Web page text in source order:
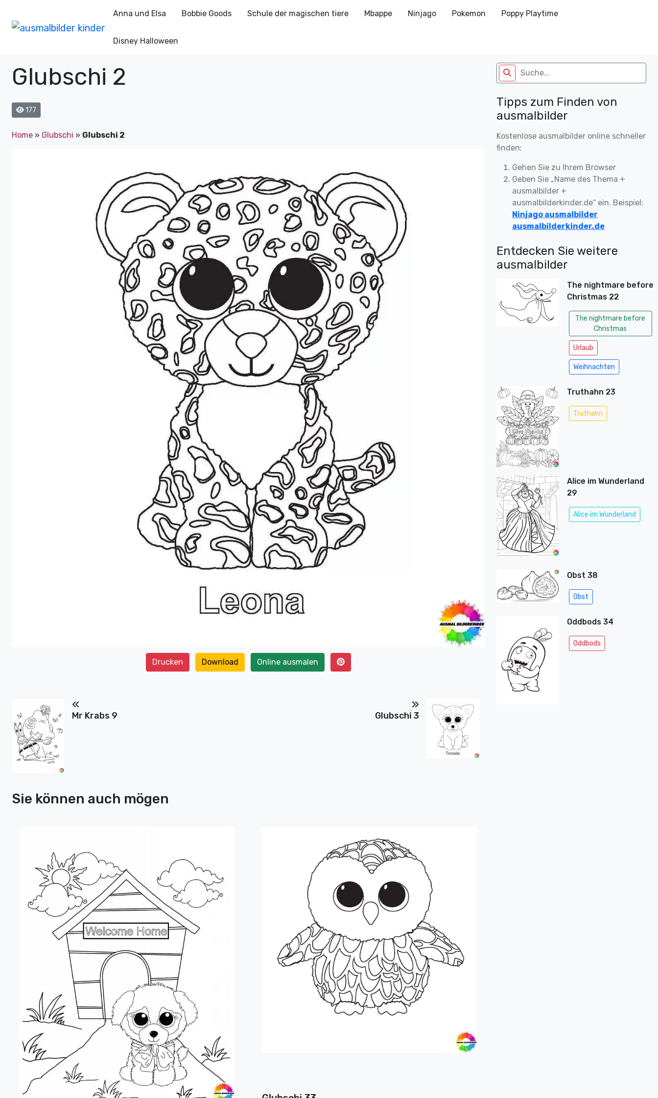
Anna und Elsa Bobbie Goods Schule der magischen tiere Mbappe Ninjago Pokemon Poppy Playtime
Disney Halloween
Glubschi 2
177
Home » Glubschi » Glubschi 2
Drucken Download Online ausmalen
Mr Krabs 9 Glubschi 3
Sie können auch mögen
Tipps zum Finden von
ausmalbilder
Kostenlose ausmalbilder online schneller
finden:
Gehen Sie zu Ihrem Browser
Geben Sie „Name des Thema +
ausmalbilder +
ausmalbilderkinder.de“ ein. Beispiel:
Ninjago ausmalbilder
ausmalbilderkinder.de
Entdecken Sie weitere
ausmalbilder
The nightmare before
Christmas 22
The nightmare before
Christmas
Urlaub
Weihnachten
Truthahn 23
Truthahn
Alice im Wunderland
29
Alice im Wunderland
Obst 38
Obst
Oddbods 34
Oddbods